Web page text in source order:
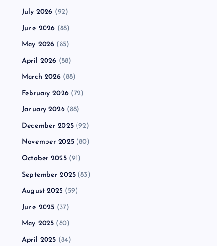
July 2026 (92)
June 2026 (88)
May 2026 (85)
April 2026 (88)
March 2026 (88)
February 2026(72)
January 2026(88)
December 2025(92)
November 2025(80)
October 2025(91)
September 2025 (83)
August 2025 (59)
June 2025 (37)
May 2025 (80)
April 2025 (84)